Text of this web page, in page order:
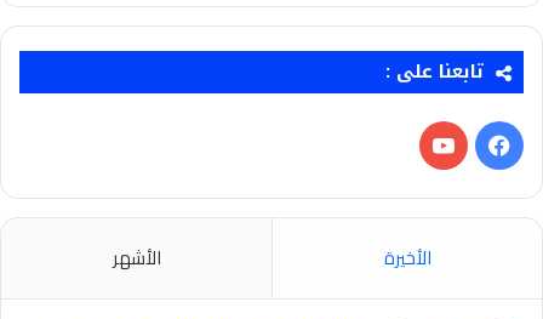
تابعنا على :
فيسبوك‫YouTube
الأخيرة الأشهر